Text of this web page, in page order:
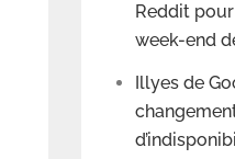
Reddit
week-end
Illyes de